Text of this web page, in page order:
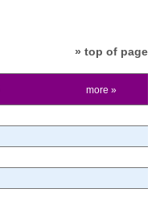
» top of page
more »